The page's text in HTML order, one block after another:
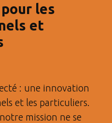
les
et
: une innovation
et les particuliers.
mission ne se